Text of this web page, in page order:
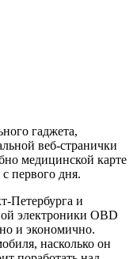
гаджета,
веб-странички
медицинской карте
первого дня.
Петербурга и
электроники OBD
и экономично.
насколько он